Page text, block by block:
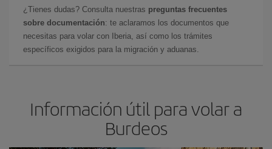
¿Tienes dudas? Consulta nuestras preguntas frecuentes
sobre documentación: te aclaramos los documentos que
necesitas para volar con Iberia, así como los trámites
específicos exigidos para la migración y aduanas.
Información útil para volar a
Burdeos